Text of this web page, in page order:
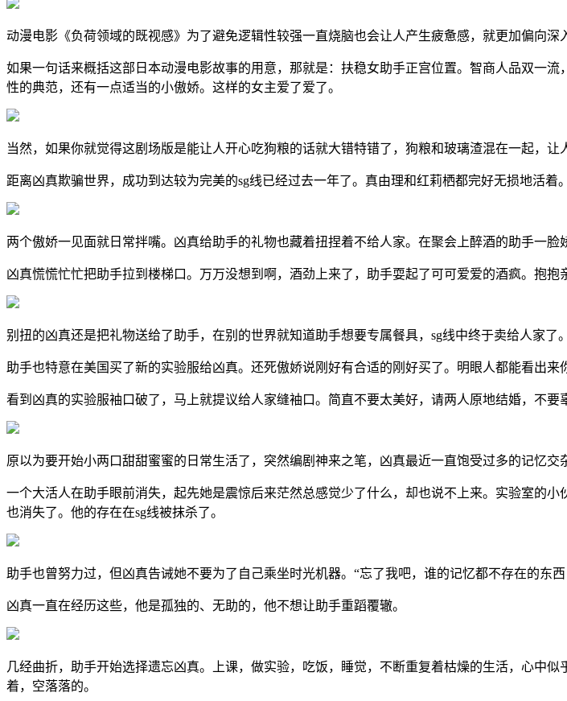
动漫电影《负荷领域的既视感》为了避免逻辑性较强一直烧脑也会让人产生疲惫感，就更加偏向深
如果一句话来概括这部日本动漫电影故事的用意，那就是：扶稳女助手正宫位置。智商人品双一
性的典范，还有一点适当的小傲娇。这样的女主爱了爱了。
当然，如果你就觉得这剧场版是能让人开心吃狗粮的话就大错特错了，狗粮和玻璃渣混在一起，
距离凶真欺骗世界，成功到达较为完美的sg线已经过去一年了。真由理和红莉栖都完好无损地活
两个傲娇一见面就日常拌嘴。凶真给助手的礼物也藏着扭捏着不给人家。在聚会上醉酒的助手一
凶真慌慌忙忙把助手拉到楼梯口。万万没想到啊，酒劲上来了，助手耍起了可可爱爱的酒疯。抱抱
别扭的凶真还是把礼物送给了助手，在别的世界就知道助手想要专属餐具，sg线中终于卖给人家了。
助手也特意在美国买了新的实验服给凶真。还死傲娇说刚好有合适的刚好买了。明眼人都能看出来
看到凶真的实验服袖口破了，马上就提议给人家缝袖口。简直不要太美好，请两人原地结婚，不要
原以为要开始小两口甜甜蜜蜜的日常生活了，突然编剧神来之笔，凶真最近一直饱受过多的记忆
一个大活人在助手眼前消失，起先她是震惊后来茫然总感觉少了什么，却也说不上来。实验室的
也消失了。他的存在在sg线被抹杀了。
助手也曾努力过，但凶真告诫她不要为了自己乘坐时光机器。“忘了我吧，谁的记忆都不存在的东
凶真一直在经历这些，他是孤独的、无助的，他不想让助手重蹈覆辙。
几经曲折，助手开始选择遗忘凶真。上课，做实验，吃饭，睡觉，不断重复着枯燥的生活，心中
着，空落落的。